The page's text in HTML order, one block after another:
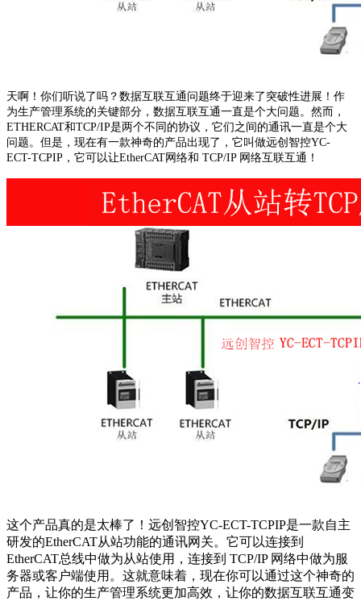
天啊！你们听说了吗？数据互联互通问题终于迎来了突破性进展！作
为生产管理系统的关键部分，数据互联互通一直是个大问题。然而，
ETHERCAT和TCP/IP是两个不同的协议，它们之间的通讯一直是个大
问题。但是，现在有一款神奇的产品出现了，它叫做远创智控YC-
ECT-TCPIP，它可以让EtherCAT网络和 TCP/IP 网络互联互通！
这个产品真的是太棒了！远创智控YC-ECT-TCPIP是一款自主
研发的EtherCAT从站功能的通讯网关。它可以连接到
EtherCAT总线中做为从站使用，连接到 TCP/IP 网络中做为服
务器或客户端使用。这就意味着，现在你可以通过这个神奇的
产品，让你的生产管理系统更加高效，让你的数据互联互通变